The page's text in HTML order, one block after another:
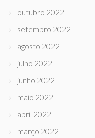
outubro 2022
setembro 2022
agosto 2022
julho 2022
junho 2022
maio 2022
abril 2022
março 2022